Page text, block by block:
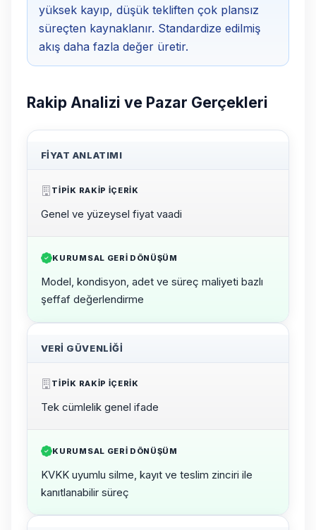
yüksek kayıp, düşük tekliften çok plansız
süreçten kaynaklanır. Standardize edilmiş
akış daha fazla değer üretir.
Rakip Analizi ve Pazar Gerçekleri
FIYAT ANLATIMI
TIPIK RAKIP IÇERIK
Genel ve yüzeysel fiyat vaadi
KURUMSAL GERI DÖNÜŞÜM
Model, kondisyon, adet ve süreç maliyeti bazlı
şeffaf değerlendirme
VERI GÜVENLIĞI
TIPIK RAKIP IÇERIK
Tek cümlelik genel ifade
KURUMSAL GERI DÖNÜŞÜM
KVKK uyumlu silme, kayıt ve teslim zinciri ile
kanıtlanabilir süreç